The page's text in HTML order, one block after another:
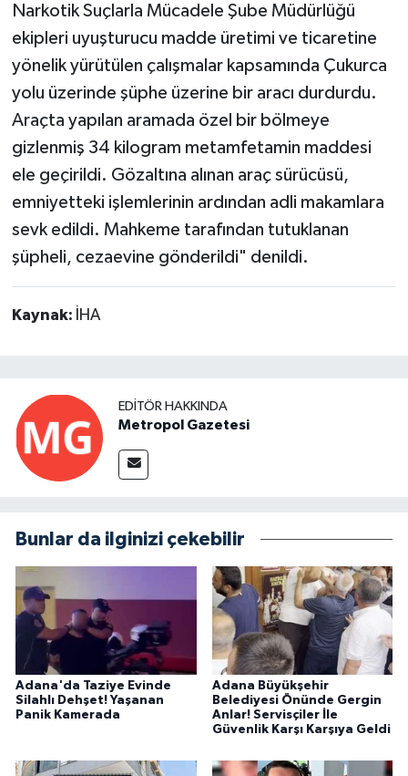
Narkotik Suçlarla Mücadele Şube Müdürlüğü
ekipleri uyuşturucu madde üretimi ve ticaretine
yönelik yürütülen çalışmalar kapsamında Çukurca
yolu üzerinde şüphe üzerine bir aracı durdurdu.
Araçta yapılan aramada özel bir bölmeye
gizlenmiş 34 kilogram metamfetamin maddesi
ele geçirildi. Gözaltına alınan araç sürücüsü,
emniyetteki işlemlerinin ardından adli makamlara
sevk edildi. Mahkeme tarafından tutuklanan
şüpheli, cezaevine gönderildi" denildi.
Kaynak: İHA
EDITÖR HAKKINDA
Metropol Gazetesi
Bunlar da ilginizi çekebilir
Adana'da Taziye Evinde
Silahlı Dehşet! Yaşanan
Panik Kamerada
Adana Büyükşehir
Belediyesi Önünde Gergin
Anlar! Servisçiler İle
Güvenlik Karşı Karşıya Geldi